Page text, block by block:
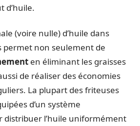
d’huile.
(voire nulle) d’huile dans
permet non seulement de
en éliminant les graisses
de réaliser des économies
La plupart des friteuses
d’un système
distribuer l’huile uniformément